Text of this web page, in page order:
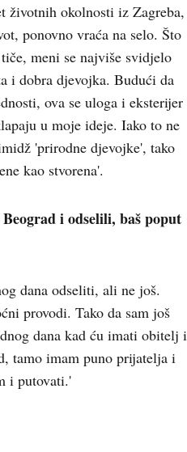
životnih okolnosti iz Zagreba,
ponovno vraća na selo. Što
meni se najviše svidjelo
i dobra djevojka. Budući da
ova se uloga i eksterijer
u moje ideje. Iako to ne
'prirodne djevojke', tako
kao stvorena'.
i odselili, baš poput
dana odseliti, ali ne još.
provodi. Tako da sam još
dana kad ću imati obitelj i
tamo imam puno prijatelja i
i putovati.'